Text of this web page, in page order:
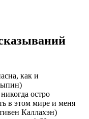
как и
остро
в этом мире и меня
Каллахэн)